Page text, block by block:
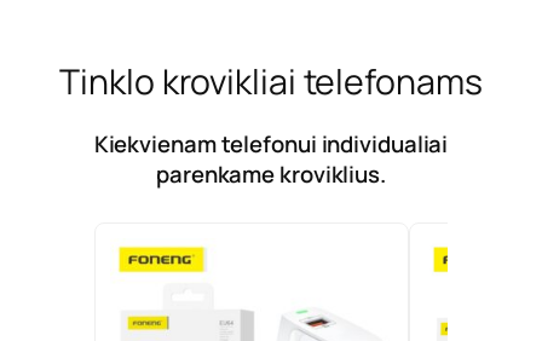
Tinklo krovikliai telefonams
Kiekvienam telefonui individualiai
parenkame kroviklius.